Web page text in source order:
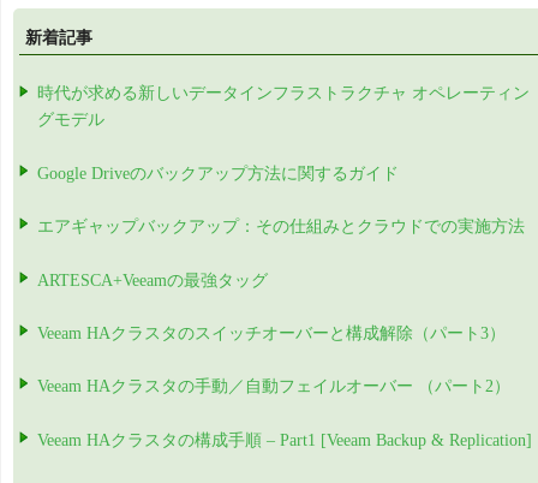
新着記事
時代が求める新しいデータインフラストラクチャ オペレーティン
グモデル
Google Driveのバックアップ方法に関するガイド
エアギャップバックアップ：その仕組みとクラウドでの実施方法
ARTESCA+Veeamの最強タッグ
Veeam HAクラスタのスイッチオーバーと構成解除（パート3）
Veeam HAクラスタの手動／自動フェイルオーバー （パート2）
Veeam HAクラスタの構成手順 – Part1 [Veeam Backup & Replication]